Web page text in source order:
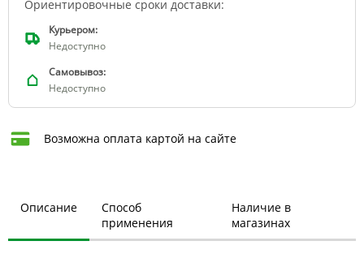
Ориентировочные сроки доставки:
Курьером:
Недоступно
Самовывоз:
Недоступно
Возможна оплата картой на сайте
Описание
Способ
применения
Наличие в
магазинах